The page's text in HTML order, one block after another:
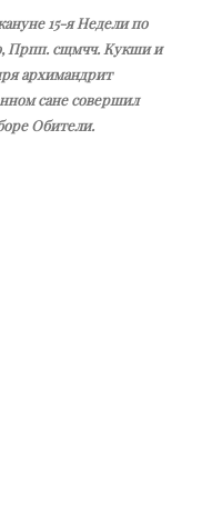
15-я Недели по
Прпп. сщмчч. Кукши и
архимандрит
сане совершил
Обители.